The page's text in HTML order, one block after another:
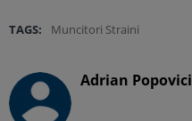
TAGS: Muncitori Straini
Adrian Popovici